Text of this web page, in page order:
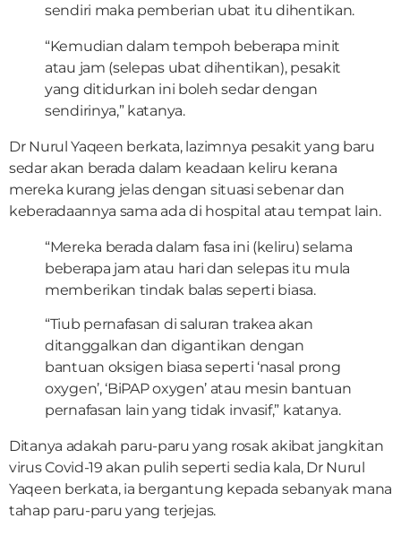
sendiri maka pemberian ubat itu dihentikan.
“Kemudian dalam tempoh beberapa minit
atau jam (selepas ubat dihentikan), pesakit
yang ditidurkan ini boleh sedar dengan
sendirinya,” katanya.
Dr Nurul Yaqeen berkata, lazimnya pesakit yang baru
sedar akan berada dalam keadaan keliru kerana
mereka kurang jelas dengan situasi sebenar dan
keberadaannya sama ada di hospital atau tempat lain.
“Mereka berada dalam fasa ini (keliru) selama
beberapa jam atau hari dan selepas itu mula
memberikan tindak balas seperti biasa.
“Tiub pernafasan di saluran trakea akan
ditanggalkan dan digantikan dengan
bantuan oksigen biasa seperti ‘nasal prong
oxygen’, ‘BiPAP oxygen’ atau mesin bantuan
pernafasan lain yang tidak invasif,” katanya.
Ditanya adakah paru-paru yang rosak akibat jangkitan
virus Covid-19 akan pulih seperti sedia kala, Dr Nurul
Yaqeen berkata, ia bergantung kepada sebanyak mana
tahap paru-paru yang terjejas.